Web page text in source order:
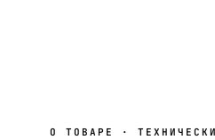
О ТОВАРЕ ·